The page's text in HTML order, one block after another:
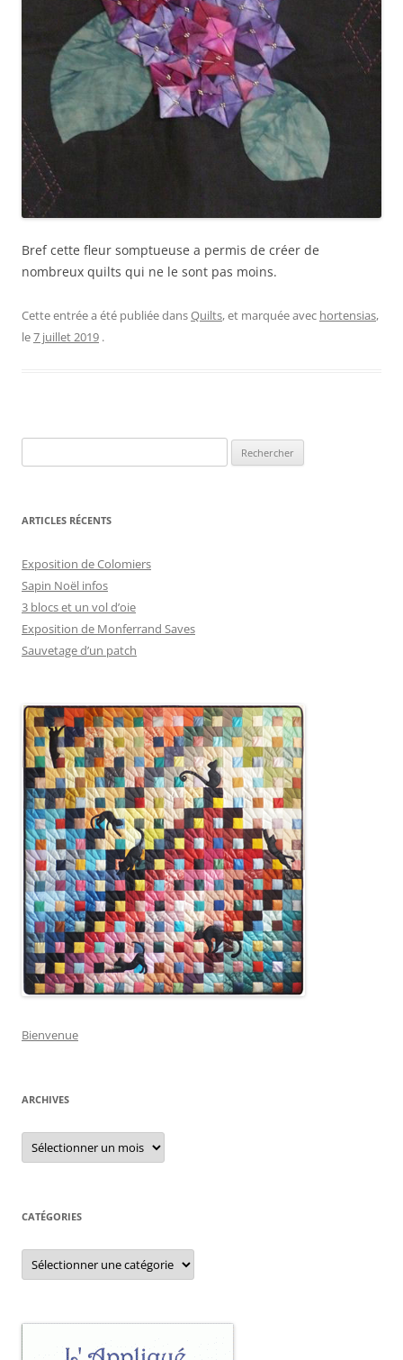
Bref cette fleur somptueuse a permis de créer de
nombreux quilts qui ne le sont pas moins.
Cette entrée a été publiée dansQuilts, et marquée avec hortensias,
le7 juillet 2019 .
ARTICLES RÉCENTS
Exposition de Colomiers
Sapin Noël infos
3 blocs et un vol d’oie
Exposition de Monferrand Saves
Sauvetage d’un patch
Bienvenue
ARCHIVES
Archives
CATÉGORIES
Catégories